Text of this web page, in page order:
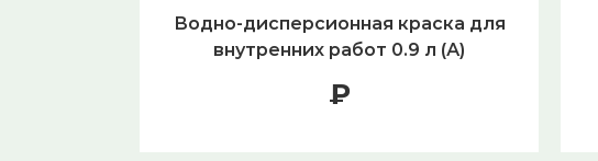
Водно-дисперсионная краска для
внутренних работ 0.9 л (А)
₽